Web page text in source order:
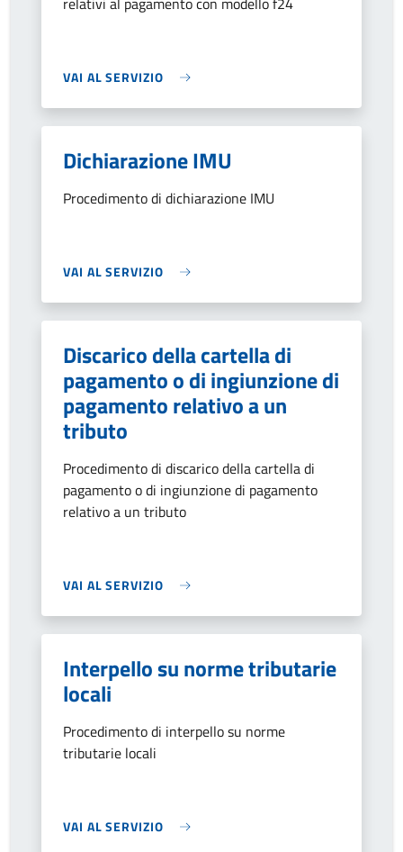
VAI AL SERVIZIO
Dichiarazione IMU
Procedimento di dichiarazione IMU
VAI AL SERVIZIO
Discarico della cartella di
pagamento o di ingiunzione di
pagamento relativo a un
tributo
Procedimento di discarico della cartella di
pagamento o di ingiunzione di pagamento
relativo a un tributo
VAI AL SERVIZIO
Interpello su norme tributarie
locali
Procedimento di interpello su norme
tributarie locali
VAI AL SERVIZIO